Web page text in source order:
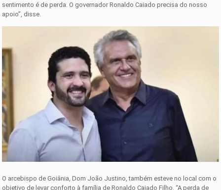
sentimento é de perda. O governador Ronaldo Caiado precisa do nosso
apoio”, disse.
O arcebispo de Goiânia, Dom João Justino, também esteve no local com o
objetivo de levar conforto à família de Ronaldo Caiado Filho. “A perda de